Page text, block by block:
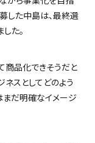
した中島は、最終選
た。
商品化できそうだと
ネスとしてどのよう
まだ明確なイメージ